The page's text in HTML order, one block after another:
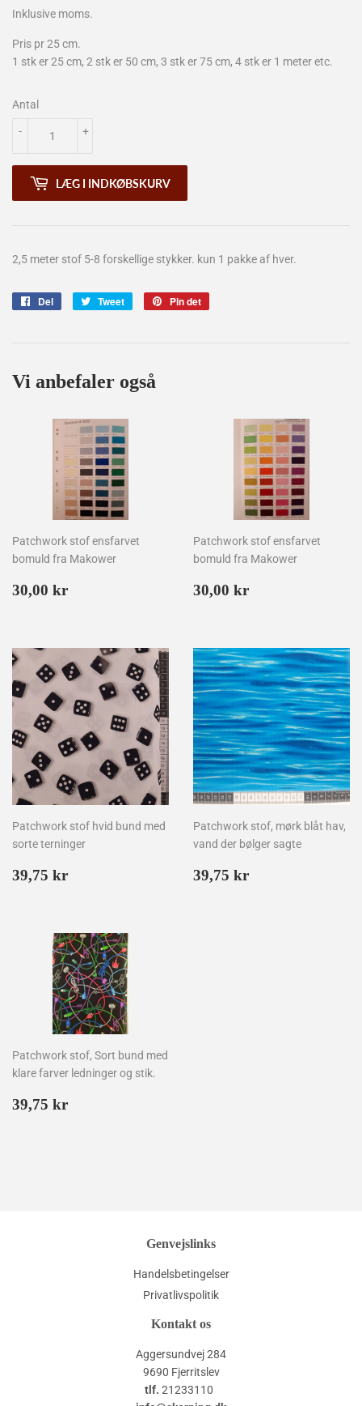
kr
Inklusive moms.
Pris pr 25 cm.
1 stk er 25 cm, 2 stk er 50 cm, 3 stk er 75 cm, 4 stk er 1 meter etc.
Antal
+
-
LÆG I INDKØBSKURV
2,5 meter stof 5-8 forskellige stykker. kun 1 pakke af hver.
Del Tweet
Tweet
Pin det
Vi anbefaler også
Patchwork stof ensfarvet
bomuld fra Makower
Normalpris
30,00 kr
Patchwork stof ensfarvet
bomuld fra Makower
Normalpris
30,00 kr
Patchwork stof hvid bund med
sorte terninger
Normalpris
39,75 kr
Patchwork stof, mørk blåt hav,
vand der bølger sagte
Normalpris
39,75 kr
Patchwork stof, Sort bund med
klare farver ledninger og stik.
Normalpris
39,75 kr
Genvejslinks
Handelsbetingelser
Privatlivspolitik
Kontakt os
Aggersundvej 284
9690 Fjerritslev
tlf. 21233110